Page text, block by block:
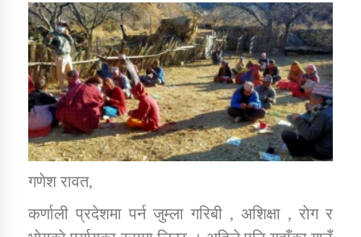
डिभिजन कार्यालय जुम्लाको सुचना सन्देश
कर्णाली प्रविधि शिक्षालय जुम्लाको सुचना
सामाजिक बिकास कार्यालय जुम्लाकाे सुचना
गणेश रावत,
कर्णाली प्रदेशमा पर्न जुम्ला गरिबी , अशिक्षा , राेग र